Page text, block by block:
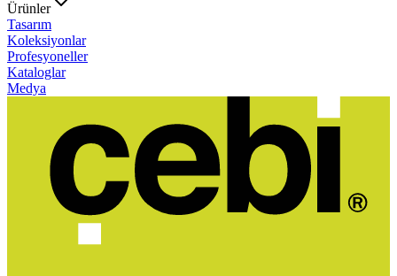
Ürünler
Tasarım
Koleksiyonlar
Profesyoneller
Kataloglar
Medya